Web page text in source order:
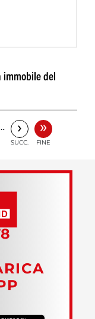
immobile del
›
SUCC.
»
FINE